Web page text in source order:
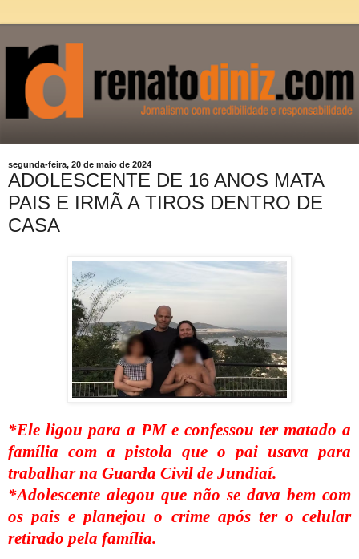
segunda-feira, 20 de maio de 2024
ADOLESCENTE DE 16 ANOS MATA
PAIS E IRMÃ A TIROS DENTRO DE
CASA
*Ele ligou para a PM e confessou ter matado a
família com a pistola que o pai usava para
trabalhar na Guarda Civil de Jundiaí.
*Adolescente alegou que não se dava bem com
os pais e planejou o crime após ter o celular
retirado pela família.